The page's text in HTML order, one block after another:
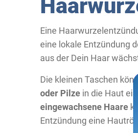
Eine
eine lokale Entzündung
aus der Dein Haar
Die kleinen Taschen
oder Pilze in die Haut
eingewachsene Haare
Entzündung eine